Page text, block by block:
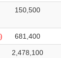
150,500
681,400
2,478,100